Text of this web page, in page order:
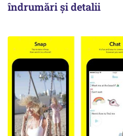
îndrumări şi detalii